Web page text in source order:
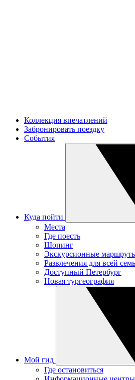
Коллекция впечатлений
Забронировать поездку
События
Куда пойти
Места
Где поесть
Шопинг
Экскурсионные
Развлечения для всей
Доступный Петербург
Новая тургеография
Мой гид
Где остановиться